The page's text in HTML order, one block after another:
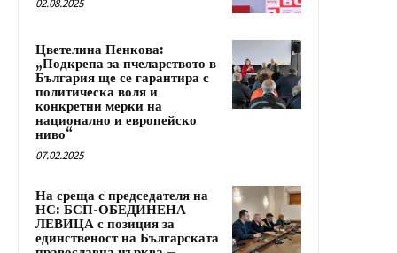
02.08.2025
Цветелина Пенкова:
„Подкрепа за пчеларството в
България ще се гарантира с
политическа воля и
конкретни мерки на
национално и европейско
ниво“
07.02.2025
На среща с председателя на
НС: БСП-ОБЕДИНЕНА
ЛЕВИЦА с позиция за
единственост на Българската